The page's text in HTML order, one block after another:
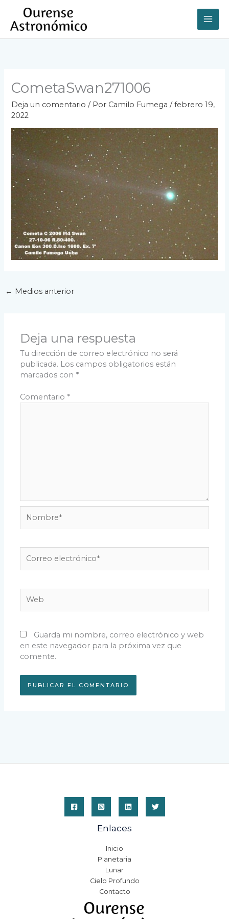
contenido
CometaSwan271006
Deja un comentario / Por Camilo Fumega/febrero 19,
2022
← Medios anterior
Deja una respuesta
Tu dirección de correo electrónico no será
publicada. Los campos obligatorios están
marcados con *
Comentario *
electrónico*
Guarda mi nombre, correo electrónico y web
en este navegador para la próxima vez que
comente.
Enlaces
Inicio
Planetaria
Lunar
Cielo Profundo
Contacto